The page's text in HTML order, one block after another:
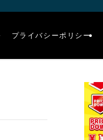
プライバシーポリシー